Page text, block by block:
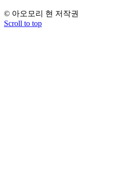
© 아오모리 현 저작권
Scroll to top